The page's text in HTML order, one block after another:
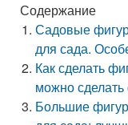
Содержание
Садовые
для сада.
Как сделать
можно
Большие